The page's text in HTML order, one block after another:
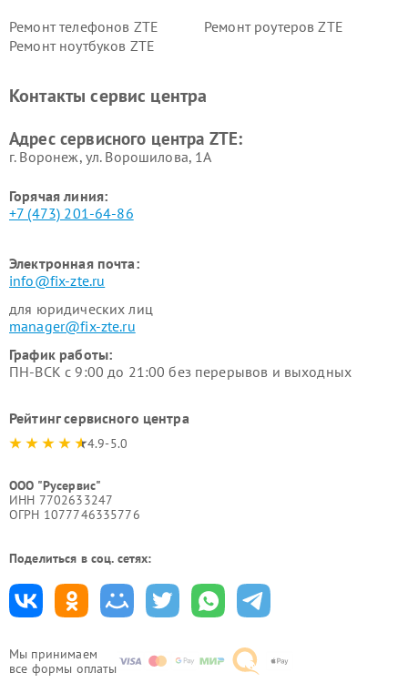
Мы принимаем
все формы оплаты
Ремонт телефонов ZTE
Ремонт роутеров ZTE
Ремонт ноутбуков ZTE
Контакты сервис центра
Адрес сервисного центра ZTE:
г. Воронеж, ул. Ворошилова, 1А
Горячая линия:
+7 (473) 201-64-86
Электронная почта:
info@fix-zte.ru
для юридических лиц
manager@fix-zte.ru
График работы:
ПН-ВСК с 9:00 до 21:00 без перерывов и выходных
Рейтинг сервисного центра
4.9-5.0
ООО "Русервис"
ИНН 7702633247
ОГРН 1077746335776
Поделиться в соц. сетях: